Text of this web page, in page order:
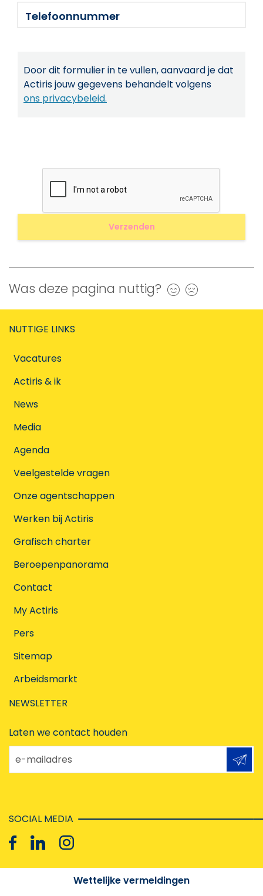
Telefoonnummer
Door dit formulier in te vullen, aanvaard je dat
Actiris jouw gegevens behandelt volgens
ons privacybeleid.
Was deze pagina nuttig? Ja
NUTTIGE LINKS
Vacatures
Actiris & ik
News
Media
Agenda
Veelgestelde vragen
Onze agentschappen
Werken bij Actiris
Grafisch charter
Beroepenpanorama
Contact
My Actiris
Pers
Sitemap
Arbeidsmarkt
NEWSLETTER
Laten we contact houden
e-mailadres
SOCIAL MEDIA
Wettelijke vermeldingen